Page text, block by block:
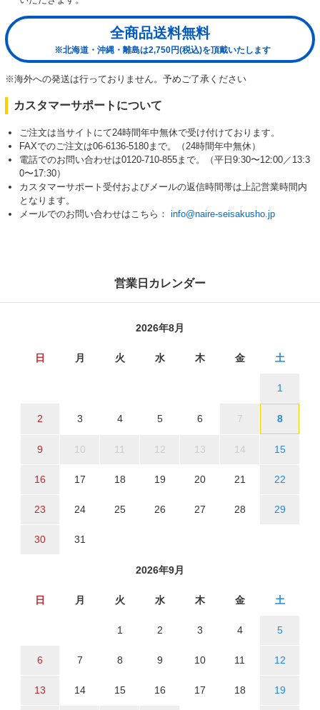
全商品送料無料
※北海道・沖縄・離島は2,750円(税込)を頂戴いたします
※海外への発送は行っておりません。予めご了承ください
カスタマーサポートについて
ご注文は当サイトにて24時間年中無休で受け付けております。
FAXでのご注文は06-6136-5180まで。（24時間年中無休）
電話でのお問い合わせは0120-710-855まで。（平日9:30〜12:00／13:3
0〜17:30）
カスタマーサポート受付およびメールの返信時間帯は上記営業時間内
となります。
メールでのお問い合わせはこちら： info@naire-seisakusho.jp
営業日カレンダー
2026年8月
日 月 火 水 木 金 土
1
2 3 4 5 6 7 8
9 10 11 12 13 14 15
16 17 18 19 20 21 22
23 24 25 26 27 28 29
30 31
2026年9月
日 月 火 水 木 金 土
1 2 3 4 5
6 7 8 9 10 11 12
13 14 15 16 17 18 19